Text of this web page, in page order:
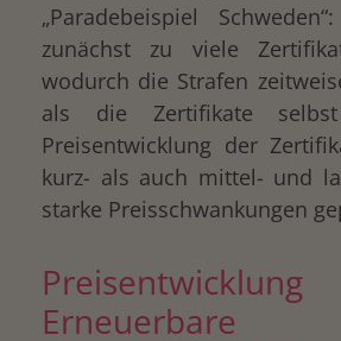
„Paradebeispiel
zunächst zu viele
wodurch die Strafen
als die Zertifikate
Preisentwicklung der
kurz- als auch mittel- und
starke Preisschwankungen
Erneuerbare